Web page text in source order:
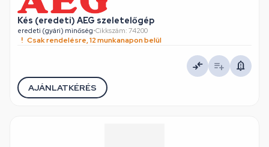
Kés (eredeti) AEG szeletelőgép
eredeti (gyári) minőség•Cikkszám: 74200
Csak rendelésre, 12 munkanapon belül
AJÁNLATKÉRÉS